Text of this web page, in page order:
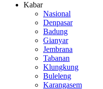
Kabar
Nasional
Denpasar
Badung
Gianyar
Jembrana
Tabanan
Klungkung
Buleleng
Karangasem